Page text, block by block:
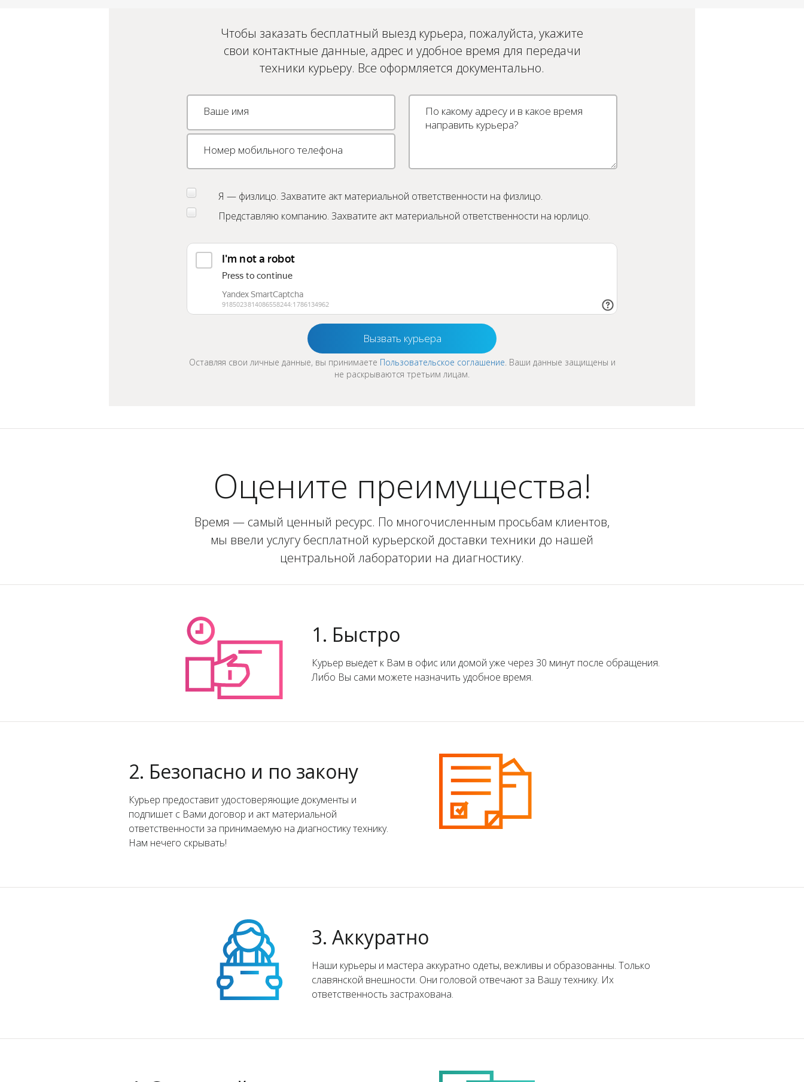
Чтобы заказать бесплатный выезд курьера, пожалуйста, укажите
свои контактные данные, адрес и удобное время для передачи
техники курьеру. Все оформляется документально.
Я — физлицо. Захватите акт материальной ответственности на физлицо.
Представляю компанию. Захватите акт материальной ответственности на юрлицо.
Оставляя свои личные данные, вы принимаете Пользовательское соглашение. Ваши данные защищены и
не раскрываются третьим лицам.
Оцените преимущества!
Время — самый ценный ресурс. По многочисленным просьбам клиентов,
мы ввели услугу бесплатной курьерской доставки техники до нашей
центральной лаборатории на диагностику.
1. Быстро
Курьер выедет к Вам в офис или домой уже через 30 минут после обращения.
Либо Вы сами можете назначить удобное время.
2. Безопасно и по закону
Курьер предоставит удостоверяющие документы и
подпишет с Вами договор и акт материальной
ответственности за принимаемую на диагностику технику.
Нам нечего скрывать!
3. Аккуратно
Наши курьеры и мастера аккуратно одеты, вежливы и образованны. Только
славянской внешности. Они головой отвечают за Вашу технику. Их
ответственность застрахована.